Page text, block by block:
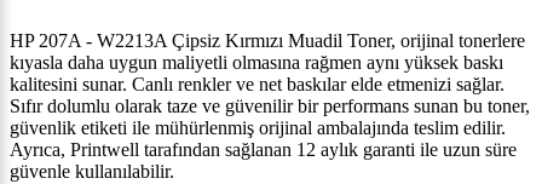
HP 207A - W2213A Çipsiz Kırmızı Muadil Toner, orijinal tonerlere
kıyasla daha uygun maliyetli olmasına rağmen aynı yüksek baskı
kalitesini sunar. Canlı renkler ve net baskılar elde etmenizi sağlar.
Sıfır dolumlu olarak taze ve güvenilir bir performans sunan bu toner,
güvenlik etiketi ile mühürlenmiş orijinal ambalajında teslim edilir.
Ayrıca, Printwell tarafından sağlanan 12 aylık garanti ile uzun süre
güvenle kullanılabilir.